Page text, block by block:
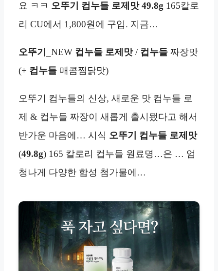
요 ㅋㅋ 오뚜기 컵누들 로제맛 49.8g 165칼로
리 CU에서 1,800원에 구입. 지금…
오뚜기 _NEW 컵누들 로제맛/ 컵누들 짜장맛
(+ 컵누들 매콤찜닭맛)
오뚜기 컵누들의 신상, 새로운 맛 컵누들 로
제 & 컵누들 짜장이 새롭게 출시됐다고 해서
반가운 마음에… 시식 오뚜기 컵누들 로제맛
(49.8g) 165 칼로리 컵누들 원료명…은 … 엄
청나게 다양한 합성 첨가물에…